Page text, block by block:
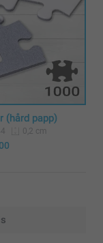
(hård papp)
0,2 cm